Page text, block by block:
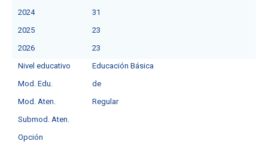
2024
31
2025
23
2026
23
Nivel educativo
Educación Básica
Mod. Edu.
deㅤ
Mod. Aten.
Regular
Submod. Aten.
Opción